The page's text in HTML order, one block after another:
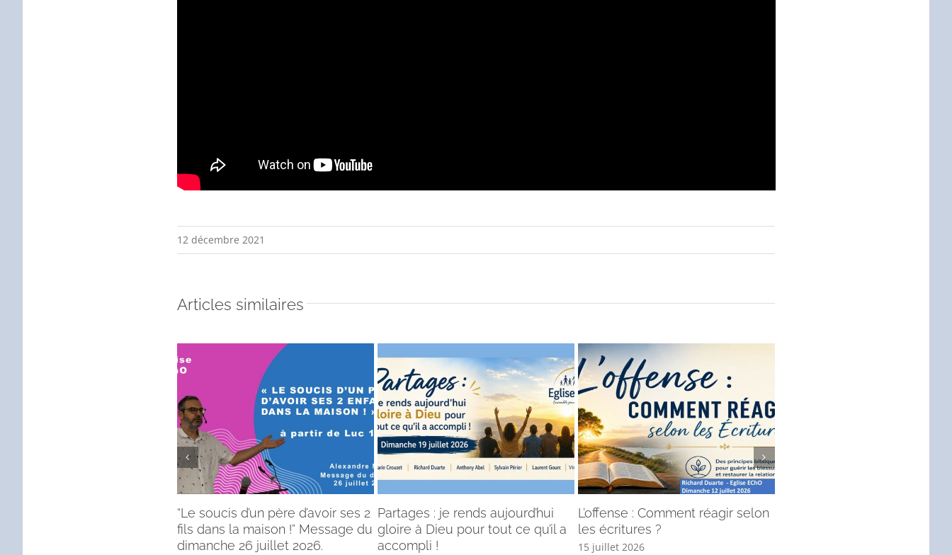
12 décembre 2021
Articles similaires
“Le soucis d’un père d’avoir ses 2
fils dans la maison !” Message du
dimanche 26 juillet 2026.
Partages : je rends aujourd’hui
gloire à Dieu pour tout ce qu’il a
accompli !
L’offense : Comment réagir selon
les écritures ?
15 juillet 2026